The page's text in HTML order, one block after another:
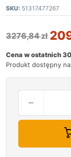
SKU: 51317477267
3276,84zł
Cena w ostatnich
Produkt dostępny